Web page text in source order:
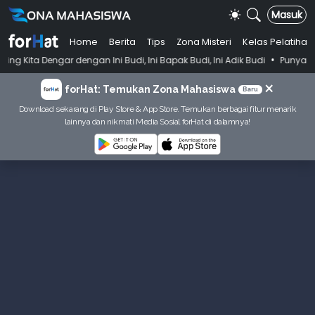
Masuk
Home Berita Tips Zona Misteri
Kelas Pelatihan
Ini Budi, Ini Bapak Budi, Ini Adik Budi • Punya Tujuan Dekatkan
forHat: Temukan Zona Mahasiswa Baru ×
Download sekarang di Play Store & App Store. Temukan berbagai fitur menarik
lainnya dan nikmati Media Sosial forHat di dalamnya!